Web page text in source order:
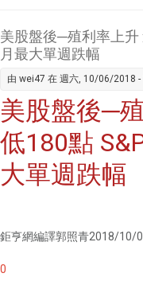
美股盤後─殖利率上升
月最大單週跌幅
由 wei47 在 週六, 10/06/2018 -
美股盤後─
低180點
大單週跌幅
鉅亨網編譯郭照青2018/10/
0